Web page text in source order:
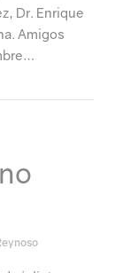
Dr. Enrique
Amigos